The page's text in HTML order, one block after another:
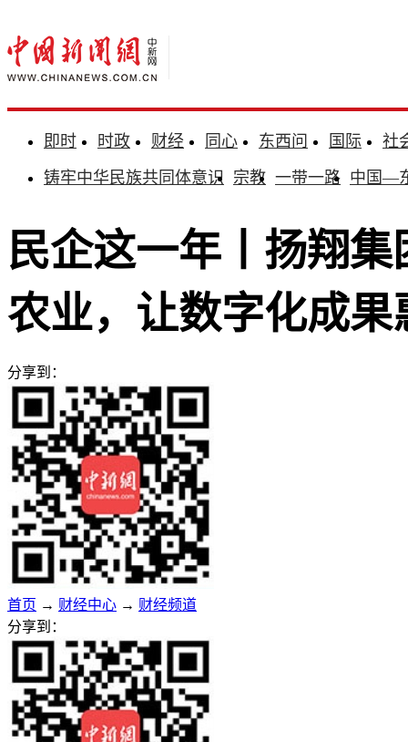
即时 时政 财经 同心 东西问 国际
社
铸牢中华民族共同体意识 宗教 一带一路 中国—
民企这一年丨扬翔
农业，让数字化成果
分享到：
首页 → 财经中心 → 财经频道
分享到：